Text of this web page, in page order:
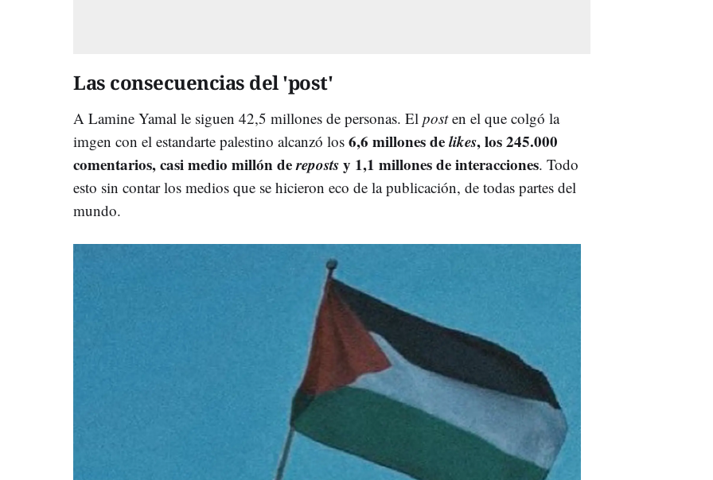
Las consecuencias del 'post'
A Lamine Yamal le siguen 42,5 millones de personas. El posten el que colgó la
imgen con el estandarte palestino alcanzó los 6,6 millones delikes, los 245.000
comentarios, casi medio millón derepostsy 1,1 millones de interacciones. Todo
esto sin contar los medios que se hicieron eco de la publicación, de todas partes del
mundo.